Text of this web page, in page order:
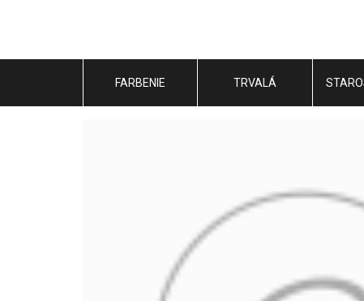
FARBENIE TRVALÁ